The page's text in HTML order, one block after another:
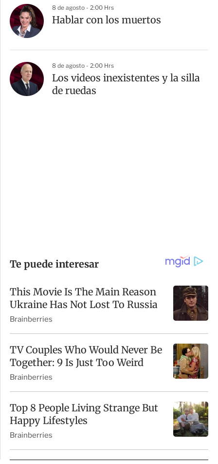
8 de agosto - 2:00 Hrs
Hablar con los muertos
8 de agosto - 2:00 Hrs
Los videos inexistentes y la silla
de ruedas